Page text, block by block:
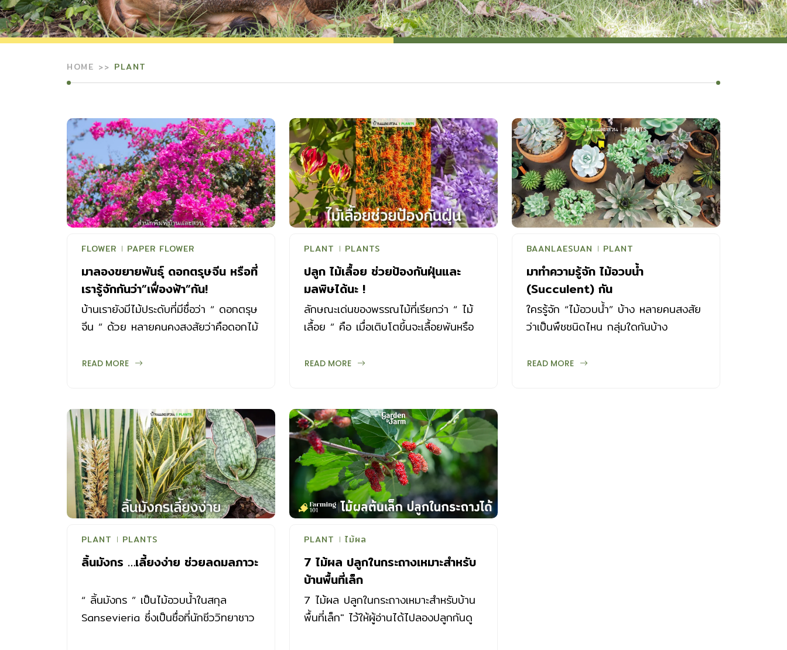
HOME PLANT
FLOWER PAPER FLOWER
มาลองขยายพันธุ์ ดอกตรุษจีน หรือที่
เรารู้จักกันว่า”เฟื่องฟ้า”กัน!
บ้านเรายังมีไม้ประดับที่มีชื่อว่า “ ดอกตรุษ
จีน ” ด้วย หลายคนคงสงสัยว่าคือดอกไม้
เฟื่องฟ้า หรือมีอีกชื่อว่าดอกกระดาษนั่นเอง
READ MORE
PLANT PLANTS
ปลูก ไม้เลื้อย ช่วยป้องกันฝุ่นและ
มลพิษได้นะ !
ลักษณะเด่นของพรรณไม้ที่เรียกว่า “ ไม้
เลื้อย ” คือ เมื่อเติบโตขึ้นจะเลื้อยพันหรือ
ชนิดให้เถาเลื้อยพร้อมดอกสวยงาม
READ MORE
BAANLAESUAN PLANT
มาทำความรู้จัก ไม้อวบน้ำ
(Succulent) กัน
ใครรู้จัก “ไม้อวบน้ำ” บ้าง หลายคนสงสัย
ว่าเป็นพืชชนิดไหน กลุ่มใดกันบ้าง
เรียกกันว่า Succulent ...
READ MORE
PLANT PLANTS
ลิ้นมังกร …เลี้ยงง่าย ช่วยลดมลภาวะ
“ ลิ้นมังกร ” เป็นไม้อวบน้ำในสกุล
Sansevieria ซึ่งเป็นชื่อที่นักชีววิทยาชาว
PLANT ไม้ผล
7 ไม้ผล ปลูกในกระถางเหมาะสำหรับ
บ้านพื้นที่เล็ก
7 ไม้ผล ปลูกในกระถางเหมาะสำหรับบ้าน
พื้นที่เล็ก" ไว้ให้ผู้อ่านได้ไปลองปลูกกันดู